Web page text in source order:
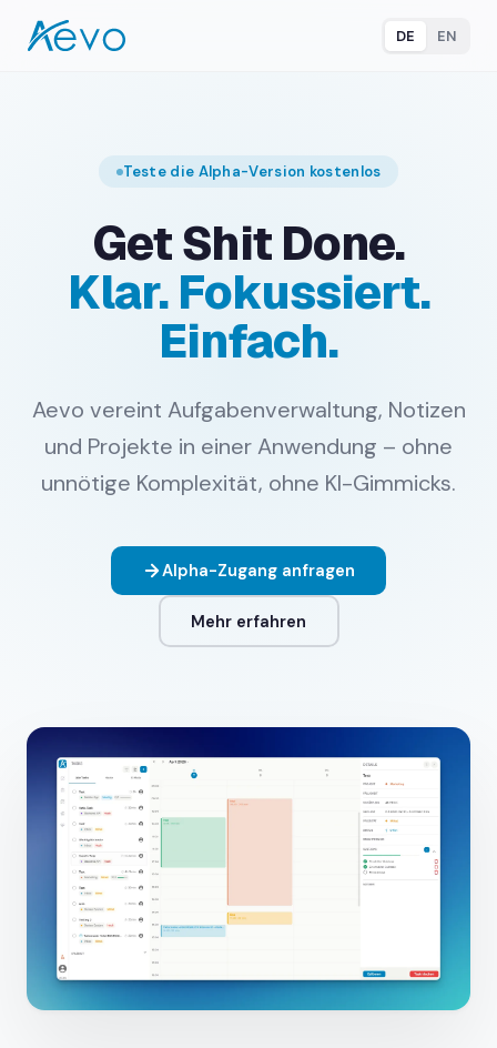
DE EN
Teste die Alpha-Version kostenlos
Get Shit Done.
Klar. Fokussiert.
Einfach.
Aevo vereint Aufgabenverwaltung, Notizen
und Projekte in einer Anwendung – ohne
unnötige Komplexität, ohne KI-Gimmicks.
Alpha-Zugang anfragen
Mehr erfahren